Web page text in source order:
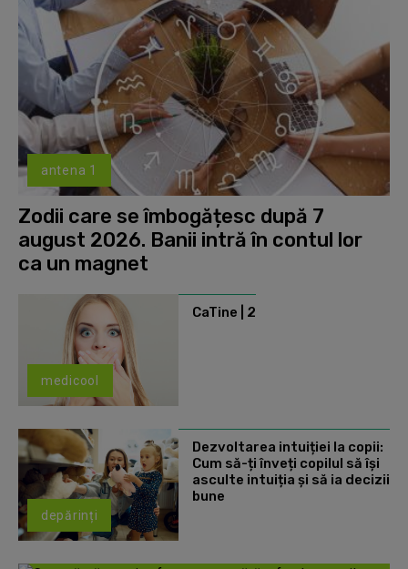
antena 1
Zodii care se îmbogățesc după 7
august 2026. Banii intră în contul lor
ca un magnet
medicool
CaTine | 2
depărinți
Dezvoltarea intuiției la copii:
Cum să-ți înveți copilul să își
asculte intuiția și să ia decizii
bune